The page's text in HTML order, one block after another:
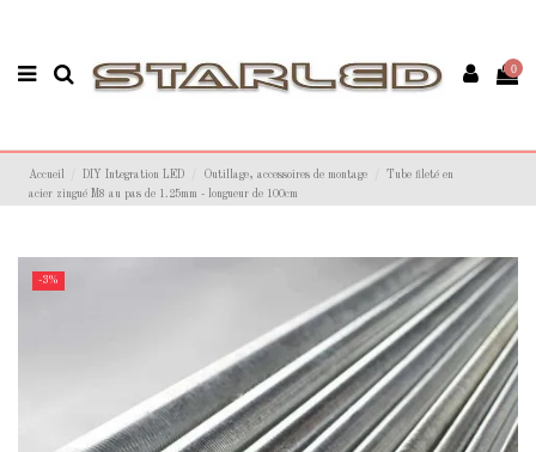
0
Accueil DIY Integration LED Outillage, accessoires de montage
Tube fileté en
acier zingué M8 au pas de 1.25mm - longueur de 100cm
-3%